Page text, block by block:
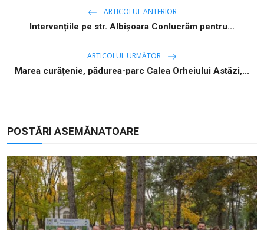
ARTICOLUL ANTERIOR
Intervențiile pe str. Albișoara Conlucrăm pentru...
ARTICOLUL URMĂTOR
Marea curățenie, pădurea-parc Calea Orheiului Astăzi,...
POSTĂRI ASEMĂNATOARE